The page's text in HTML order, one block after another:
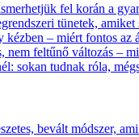
fel korán a
tünetek,
kézben – miért fontos az
nem feltűnő változás –
sokan tudnak róla,
bevált módszer,